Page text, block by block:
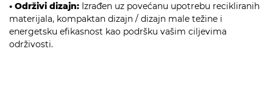
• Održivi dizajn: Izrađen uz povećanu upotrebu recikliranih
materijala, kompaktan dizajn / dizajn male težine i
energetsku efikasnost kao podršku vašim ciljevima
održivosti.